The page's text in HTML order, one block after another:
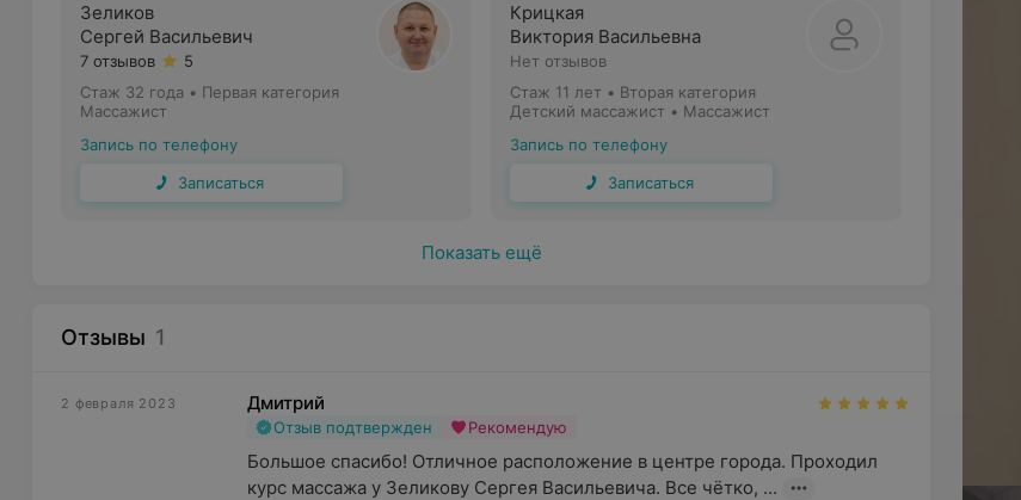
Зеликов
Сергей Васильевич
7 отзывов
5
Стаж 32 года • Первая категория
Массажист
Запись по телефону
Записаться
Крицкая
Виктория Васильевна
Нет отзывов
Стаж 11 лет • Вторая категория
Детский массажист • Массажист
Запись по телефону
Записаться
Показать ещё
Отзывы 1
2 февраля 2023 Дмитрий
Отзыв подтвержден Рекомендую
Большое спасибо! Отличное расположение в центре города. Проходил
курс массажа у Зеликову Сергея Васильевича. Все чётко, ...